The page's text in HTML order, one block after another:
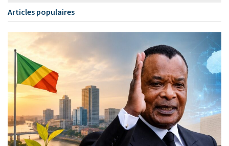
Articles populaires